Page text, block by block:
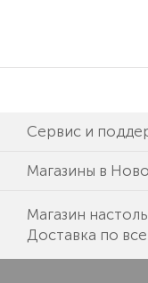
Сервис и
Магазины в
Магазин
Доставка по